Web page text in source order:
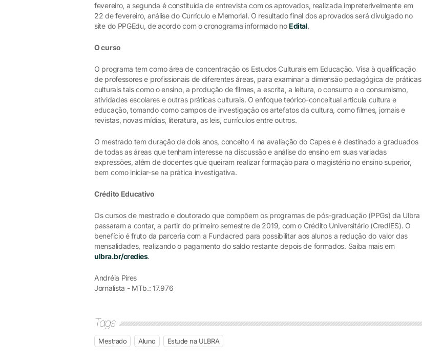
fevereiro, a segunda é constituída de entrevista com os aprovados, realizada impreterivelmente em
22 de fevereiro, análise do Currículo e Memorial. O resultado final dos aprovados será divulgado no
site do PPGEdu, de acordo com o cronograma informado no Edital.
O curso
O programa tem como área de concentração os Estudos Culturais em Educação. Visa à qualificação
de professores e profissionais de diferentes áreas, para examinar a dimensão pedagógica de práticas
culturais tais como o ensino, a produção de filmes, a escrita, a leitura, o consumo e o consumismo,
atividades escolares e outras práticas culturais. O enfoque teórico-conceitual articula cultura e
educação, tomando como campos de investigação os artefatos da cultura, como filmes, jornais e
revistas, novas mídias, literatura, as leis, currículos entre outros.
O mestrado tem duração de dois anos, conceito 4 na avaliação do Capes e é destinado a graduados
de todas as áreas que tenham interesse na discussão e análise do ensino em suas variadas
expressões, além de docentes que queiram realizar formação para o magistério no ensino superior,
bem como iniciar-se na prática investigativa.
Crédito Educativo
Os cursos de mestrado e doutorado que compõem os programas de pós-graduação (PPGs) da Ulbra
passaram a contar, a partir do primeiro semestre de 2019, com o Crédito Universitário (CredIES). O
benefício é fruto da parceria com a Fundacred para possibilitar aos alunos a redução do valor das
mensalidades, realizando o pagamento do saldo restante depois de formados. Saiba mais em
ulbra.br/credies.
Andréia Pires
Jornalista - MTb.: 17.976
Tags
Mestrado Aluno Estude na ULBRA